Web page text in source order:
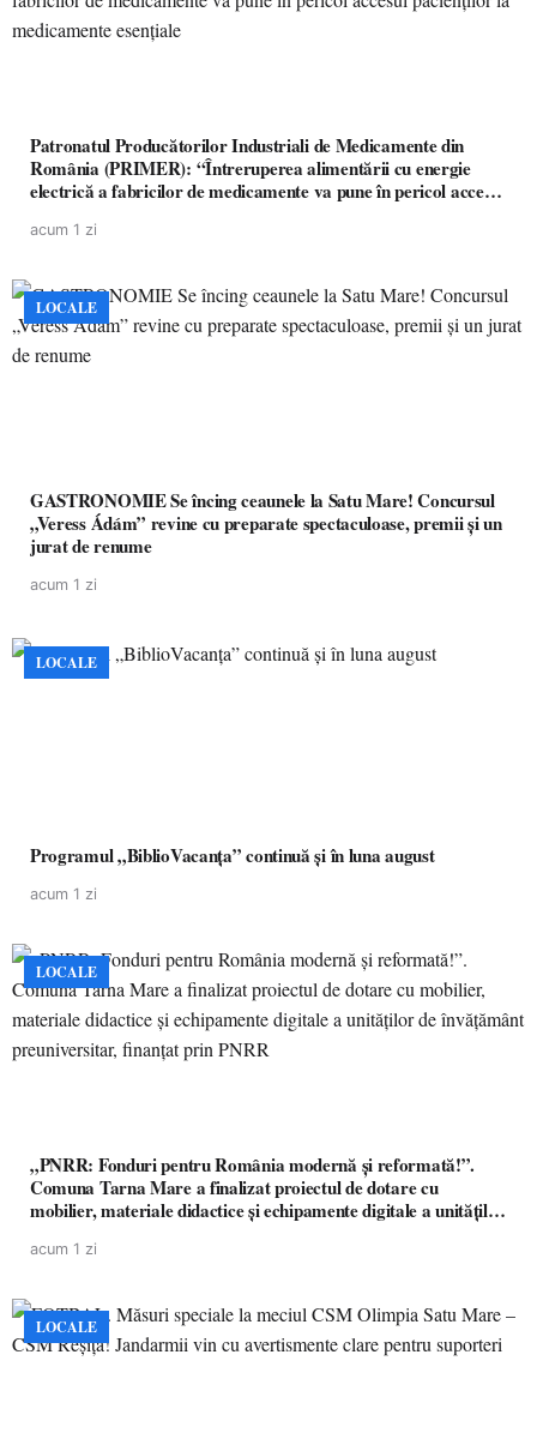
Patronatul Producătorilor Industriali de Medicamente din
România (PRIMER): “Întreruperea alimentării cu energie
electrică a fabricilor de medicamente va pune în pericol accesul
acum 1 zi
LOCALE
GASTRONOMIE Se încing ceaunele la Satu Mare! Concursul
„Veress Ádám” revine cu preparate spectaculoase, premii și un
jurat de renume
acum 1 zi
LOCALE
Programul „BiblioVacanța” continuă și în luna august
acum 1 zi
LOCALE
„PNRR: Fonduri pentru România modernă și reformată!”.
Comuna Tarna Mare a finalizat proiectul de dotare cu
mobilier, materiale didactice și echipamente digitale a unităților
acum 1 zi
LOCALE